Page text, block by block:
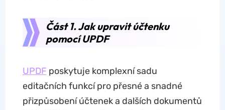
Část 1. Jak upravit účtenku
pomocí UPDF
UPDF poskytuje komplexní sadu
editačních funkcí pro přesné a snadné
přizpůsobení účtenek a dalších dokumentů